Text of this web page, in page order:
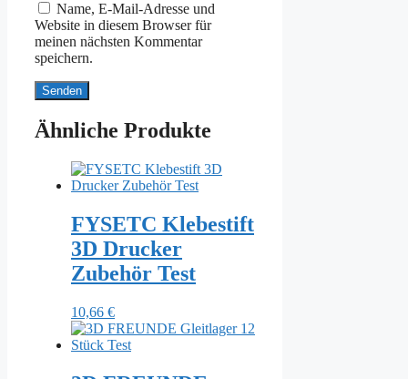
Name, E-Mail-Adresse und
Website in diesem Browser für
meinen nächsten Kommentar
speichern.
Ähnliche Produkte
FYSETC Klebestift
3D Drucker
Zubehör Test
10,66 €